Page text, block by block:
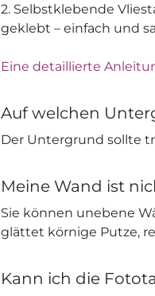
2. Selbstklebende
geklebt – einfach und
Eine detaillierte
Auf welchen
Der Untergrund sollte
Meine Wand ist
Sie können unebene
glättet körnige Putze,
Kann ich die